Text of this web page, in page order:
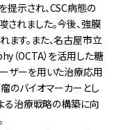
提示され、CSC病態の
れました。今後、強膜
す。また、名古屋市立
（OCTA）を活用した糖
ザーを用いた治療応用
のバイオマーカーとし
る治療戦略の構築に向